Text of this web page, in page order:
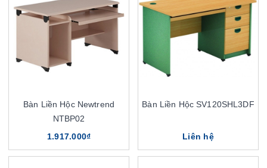
Bàn Liền Hộc Newtrend
NTBP02
1.917.000₫
Bàn Liền Hộc SV120SHL3DF
Liên hệ